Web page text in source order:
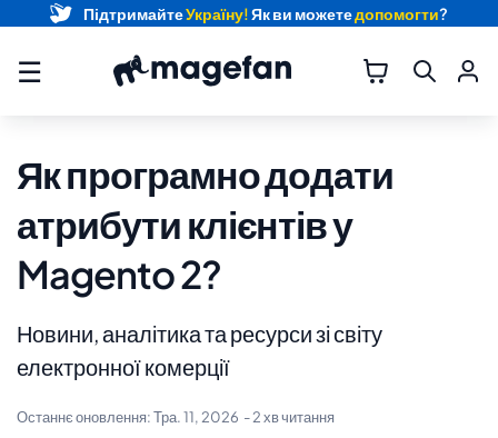
☰
Як програмно додати
атрибути клієнтів у
Magento 2?
Новини, аналітика та ресурси зі світу
електронної комерції
Останнє оновлення:Тра. 11, 2026 - 2 хв читання
ПідтримайтеУкраїну!Як ви можетедопомогти?